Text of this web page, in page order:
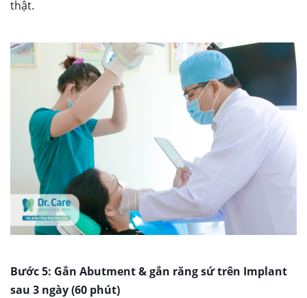
thật.
Bước 5: Gắn Abutment & gắn răng sứ trên Implant
sau 3 ngày (60 phút)